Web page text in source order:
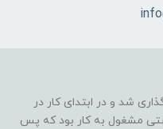
در سال 1395 پایه گذاری شد و در ابتدای کار در
مشغول به کار بود که پس